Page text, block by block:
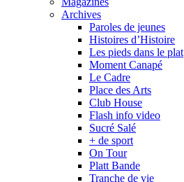
Archives
Paroles de jeunes
Histoires d’Histoire
Les pieds dans le plat
Moment Canapé
Le Cadre
Place des Arts
Club House
Flash info video
Sucré Salé
+ de sport
On Tour
Platt Bande
Tranche de vie